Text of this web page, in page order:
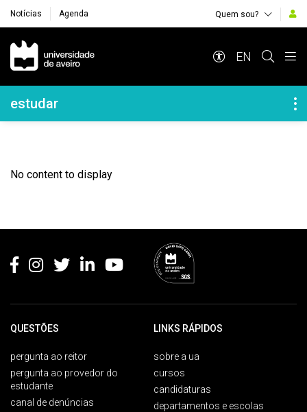
Notícias Agenda Quem sou?
Navegação Principal
EN
Navegação Lateral
estudar
No content to display
QUESTÕES
pergunta ao reitor
pergunta ao provedor do
estudante
canal de denúncias
LINKS RÁPIDOS
sobre a ua
cursos
candidaturas
departamentos e escolas